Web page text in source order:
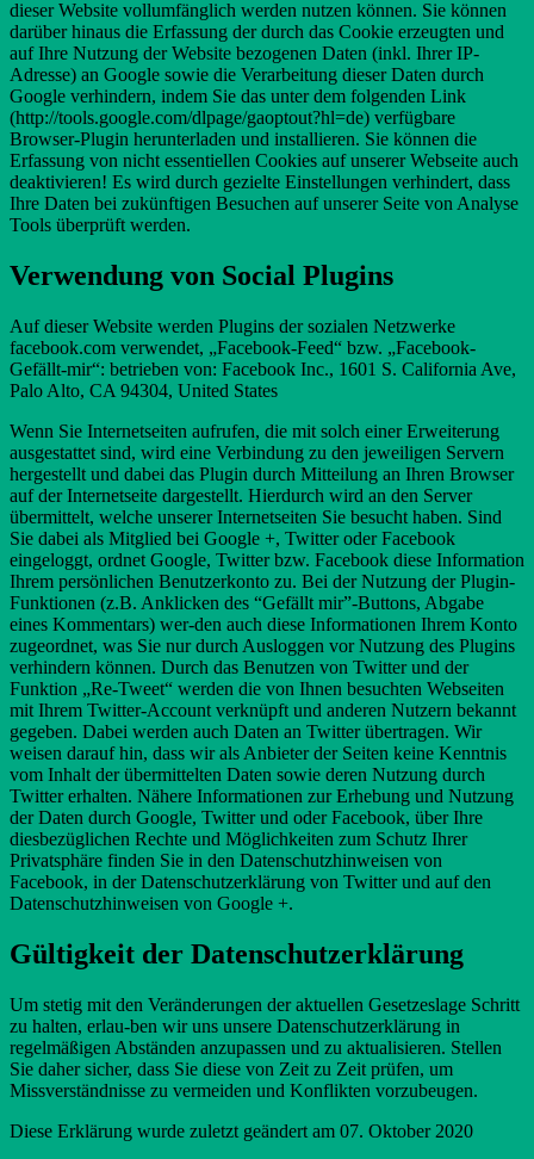
dieser Website vollumfänglich werden nutzen können. Sie können
darüber hinaus die Erfassung der durch das Cookie erzeugten und
auf Ihre Nutzung der Website bezogenen Daten (inkl. Ihrer IP-
Adresse) an Google sowie die Verarbeitung dieser Daten durch
Google verhindern, indem Sie das unter dem folgenden Link
(http://tools.google.com/dlpage/gaoptout?hl=de) verfügbare
Browser-Plugin herunterladen und installieren. Sie können die
Erfassung von nicht essentiellen Cookies auf unserer Webseite auch
deaktivieren! Es wird durch gezielte Einstellungen verhindert, dass
Ihre Daten bei zukünftigen Besuchen auf unserer Seite von Analyse
Tools überprüft werden.
Verwendung von Social Plugins
Auf dieser Website werden Plugins der sozialen Netzwerke
facebook.com verwendet, „Facebook-Feed“ bzw. „Facebook-
Gefällt-mir“: betrieben von: Facebook Inc., 1601 S. California Ave,
Palo Alto, CA 94304, United States
Wenn Sie Internetseiten aufrufen, die mit solch einer Erweiterung
ausgestattet sind, wird eine Verbindung zu den jeweiligen Servern
hergestellt und dabei das Plugin durch Mitteilung an Ihren Browser
auf der Internetseite dargestellt. Hierdurch wird an den Server
übermittelt, welche unserer Internetseiten Sie besucht haben. Sind
Sie dabei als Mitglied bei Google +, Twitter oder Facebook
eingeloggt, ordnet Google, Twitter bzw. Facebook diese Information
Ihrem persönlichen Benutzerkonto zu. Bei der Nutzung der Plugin-
Funktionen (z.B. Anklicken des “Gefällt mir”-Buttons, Abgabe
eines Kommentars) wer-den auch diese Informationen Ihrem Konto
zugeordnet, was Sie nur durch Ausloggen vor Nutzung des Plugins
verhindern können. Durch das Benutzen von Twitter und der
Funktion „Re-Tweet“ werden die von Ihnen besuchten Webseiten
mit Ihrem Twitter-Account verknüpft und anderen Nutzern bekannt
gegeben. Dabei werden auch Daten an Twitter übertragen. Wir
weisen darauf hin, dass wir als Anbieter der Seiten keine Kenntnis
vom Inhalt der übermittelten Daten sowie deren Nutzung durch
Twitter erhalten. Nähere Informationen zur Erhebung und Nutzung
der Daten durch Google, Twitter und oder Facebook, über Ihre
diesbezüglichen Rechte und Möglichkeiten zum Schutz Ihrer
Privatsphäre finden Sie in den Datenschutzhinweisen von
Facebook, in der Datenschutzerklärung von Twitter und auf den
Datenschutzhinweisen von Google +.
Gültigkeit der Datenschutzerklärung
Um stetig mit den Veränderungen der aktuellen Gesetzeslage Schritt
zu halten, erlau-ben wir uns unsere Datenschutzerklärung in
regelmäßigen Abständen anzupassen und zu aktualisieren. Stellen
Sie daher sicher, dass Sie diese von Zeit zu Zeit prüfen, um
Missverständnisse zu vermeiden und Konflikten vorzubeugen.
Diese Erklärung wurde zuletzt geändert am 07. Oktober 2020